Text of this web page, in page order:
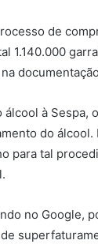
de
1.140.000
à
do álcool.
para tal
no Google,